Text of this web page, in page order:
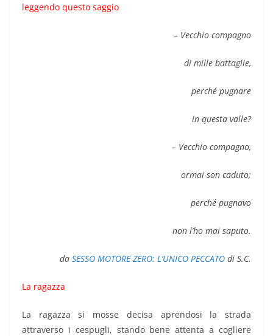
leggendo questo saggio
– Vecchio compagno
di mille battaglie,
perché pugnare
in questa valle?
– Vecchio compagno,
ormai son caduto;
perché pugnavo
non l’ho mai saputo.
da SESSO MOTORE ZERO: L’UNICO PECCATO di S.C.
La ragazza
La ragazza si mosse decisa aprendosi la strada
attraverso i cespugli, stando bene attenta a cogliere